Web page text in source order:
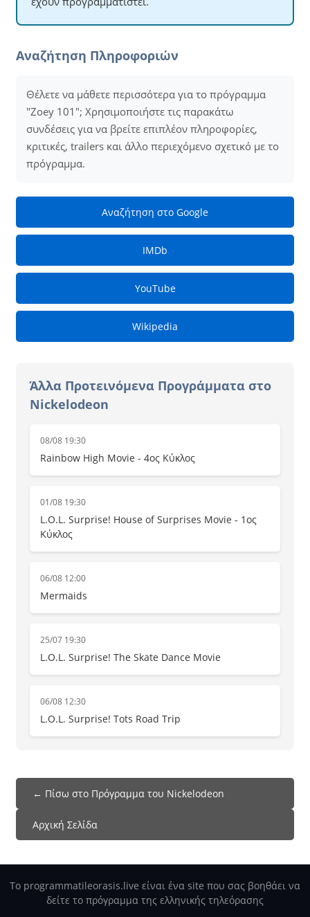
Αναζήτηση Πληροφοριών
Θέλετε να μάθετε περισσότερα για το πρόγραμμα
"Zoey 101"; Χρησιμοποιήστε τις παρακάτω
συνδέσεις για να βρείτε επιπλέον πληροφορίες,
κριτικές, trailers και άλλο περιεχόμενο σχετικό με το
πρόγραμμα.
Αναζήτηση στο Google
IMDb
YouTube
Wikipedia
Άλλα Προτεινόμενα Προγράμματα στο
Nickelodeon
08/08 19:30
Rainbow High Movie - 4ος Κύκλος
01/08 19:30
L.O.L. Surprise! House of Surprises Movie - 1ος
Κύκλος
06/08 12:00
Mermaids
25/07 19:30
L.O.L. Surprise! The Skate Dance Movie
06/08 12:30
L.O.L. Surprise! Tots Road Trip
← Πίσω στο Πρόγραμμα του Nickelodeon
Αρχική Σελίδα
Το programmatileorasis.live είναι ένα site που σας βοηθάει να
δείτε το πρόγραμμα της ελληνικής τηλεόρασης